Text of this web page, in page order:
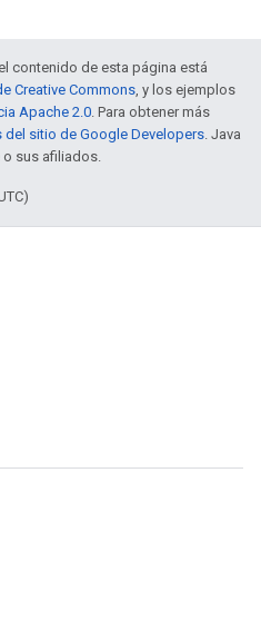
contenido de esta página está
Creative Commons, y los ejemplos
Apache 2.0. Para obtener más
del sitio de Google Developers. Java
o sus afiliados.